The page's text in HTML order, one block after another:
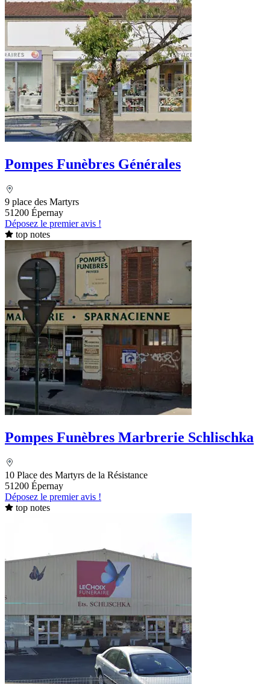
Pompes Funèbres Générales
9 place des Martyrs
51200 Épernay
Déposez le premier avis !
top notes
Pompes Funèbres Marbrerie Schlischka
10 Place des Martyrs de la Résistance
51200 Épernay
Déposez le premier avis !
top notes